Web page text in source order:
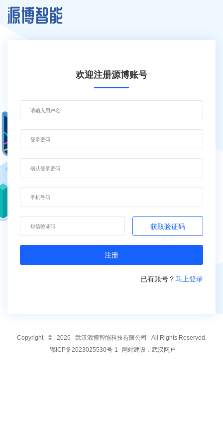
欢迎注册源博账号
获取验证码
已有账号？马上登录
Copyright © 2026 武汉源博智能科技有限公司 All Rights Reserved.
鄂ICP备2023025530号-1
网站建设 ： 武汉网户